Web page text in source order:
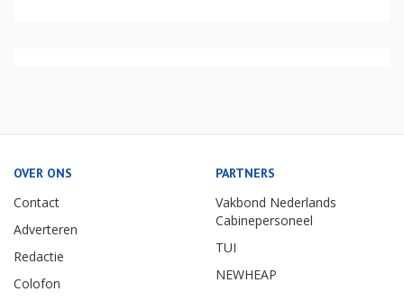
OVER ONS
Contact
Adverteren
Redactie
Colofon
PARTNERS
Vakbond Nederlands
Cabinepersoneel
TUI
NEWHEAP